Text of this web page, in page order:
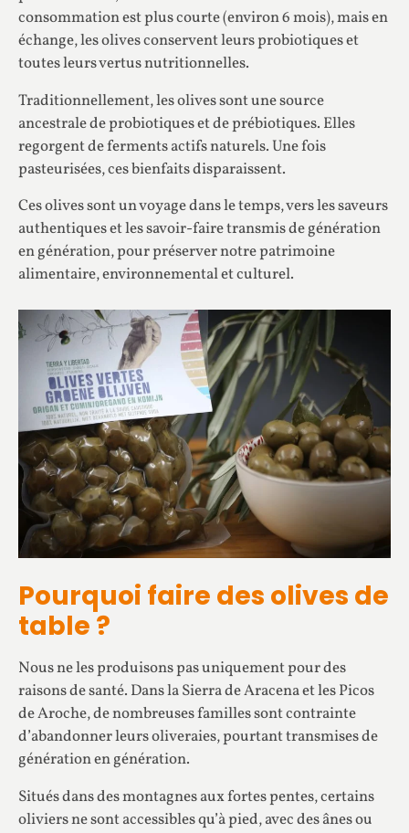
consommation est plus courte (environ 6 mois), mais en
échange, les olives conservent leurs probiotiques et
toutes leurs vertus nutritionnelles.
Traditionnellement, les olives sont une source
ancestrale de probiotiques et de prébiotiques. Elles
regorgent de ferments actifs naturels. Une fois
pasteurisées, ces bienfaits disparaissent.
Ces olives sont un voyage dans le temps, vers les saveurs
authentiques et les savoir-faire transmis de génération
en génération, pour préserver notre patrimoine
alimentaire, environnemental et culturel.
Pourquoi faire des olives de
table ?
Nous ne les produisons pas uniquement pour des
raisons de santé. Dans la Sierra de Aracena et les Picos
de Aroche, de nombreuses familles sont contrainte
d’abandonner leurs oliveraies, pourtant transmises de
génération en génération.
Situés dans des montagnes aux fortes pentes, certains
oliviers ne sont accessibles qu’à pied, avec des ânes ou